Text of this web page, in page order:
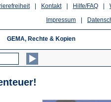
Hilfe/FAQ
Kontakt
Impressum
GEMA, Rechte & Kopien